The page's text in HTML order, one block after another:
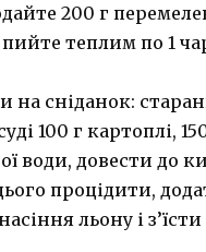
200 г
теплим по 1
на сніданок:
100 г картоплі,
води, довести до
процідити,
льону і